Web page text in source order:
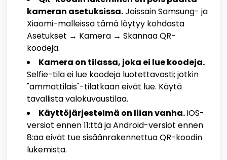
kameran asetuksissa.Joissain Samsung- ja
Xiaomi-malleissa tämä löytyy kohdasta
Asetukset → Kamera → Skannaa QR-
koodeja.
Kamera on tilassa, joka ei lue koodeja.
Selfie-tila ei lue koodeja luotettavasti; jotkin
"ammattilais"-tilatkaan eivät lue. Käytä
tavallista valokuvaustilaa.
Käyttöjärjestelmä on liian vanha.iOS-
versiot ennen 11:ttä ja Android-versiot ennen
8:aa eivät tue sisäänrakennettua QR-koodin
lukemista.